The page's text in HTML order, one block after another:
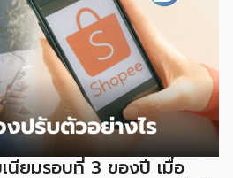
นียมรอบที่ 3 ของปี เมื่อ